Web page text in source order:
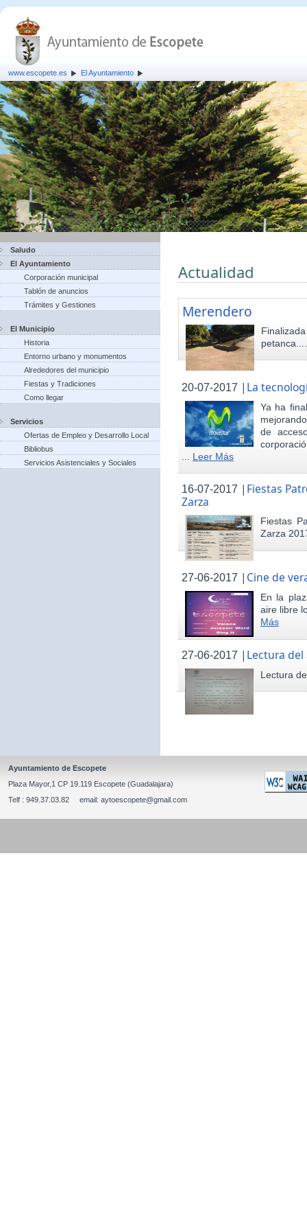
www.escopete.es El Ayuntamiento
Saludo
El Ayuntamiento
Corporación municipal
Tablón de anuncios
Trámites y Gestiones
El Municipio
Historia
Entorno urbano y monumentos
Alrededores del municipio
Fiestas y Tradiciones
Como llegar
Servicios
Ofertas de Empleo y Desarrollo Local
Bibliobus
Servicios Asistenciales y Sociales
Actualidad
Merendero
20-07-2017 | La
Ya ha
de
Leer Más
16-07-2017 | Fiestas
Zarza
Fiestas
Zarza
27-06-2017 | Cine de
En la
aire libre
Más
27-06-2017 | Lectura del
Lectura
Ayuntamiento de Escopete
Plaza Mayor,1 CP 19.119 Escopete (Guadalajara)
Telf : 949.37.03.82 email: aytoescopete@gmail.com